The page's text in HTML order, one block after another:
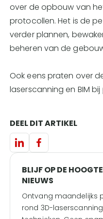
over de opbouw van
protocollen. Het is de
verder plannen,
beheren van de
Ook eens praten over
laserscanning en BIM
DEEL DIT ARTIKEL
BLIJF OP DE
NIEUWS
Ontvang maandelijks
rond 3D-